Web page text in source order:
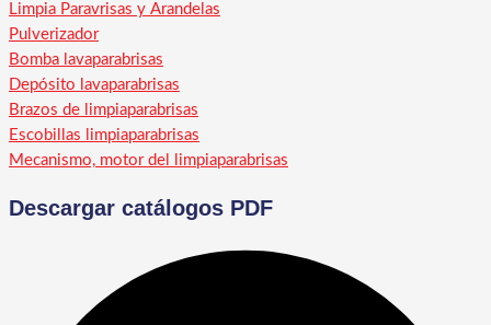
Limpia Paravrisas y Arandelas
Pulverizador
Bomba lavaparabrisas
Depósito lavaparabrisas
Brazos de limpiaparabrisas
Escobillas limpiaparabrisas
Mecanismo, motor del limpiaparabrisas
Descargar catálogos PDF